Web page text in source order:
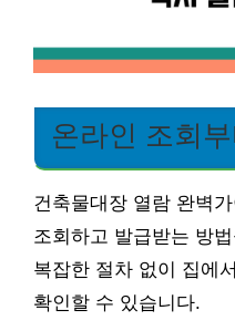
온라인 조회
건축물대장 열람 완벽
조회하고 발급받는 방
복잡한 절차 없이 집에
확인할 수 있습니다.